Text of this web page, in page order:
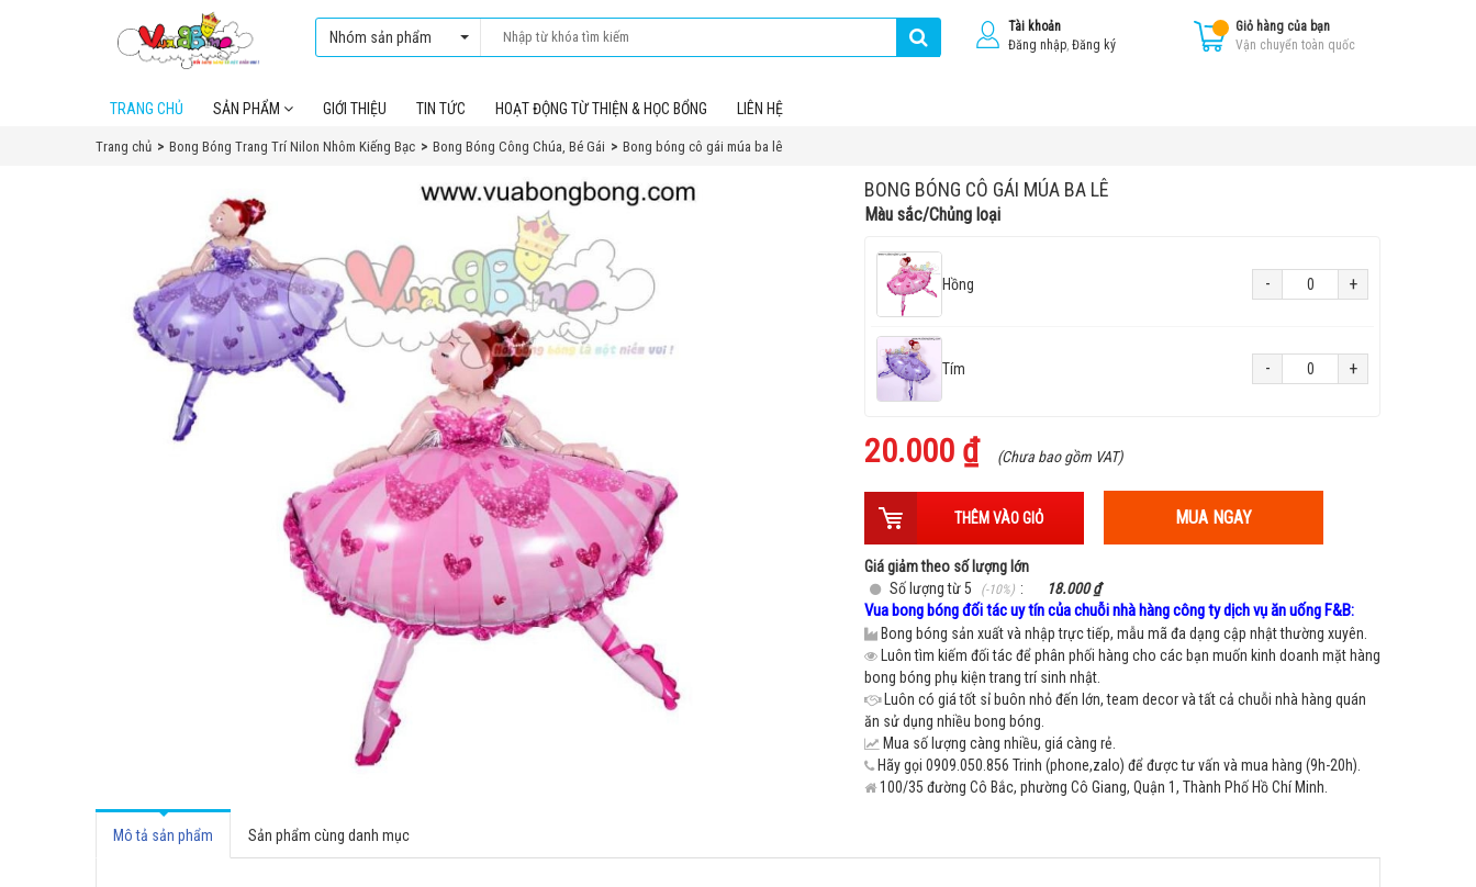
Nhóm sản phẩm
Tài khoản
Đăng nhập, Đăng ký
Giỏ hàng của bạn
Vận chuyển toàn quốc
TRANG CHỦ SẢN PHẨM GIỚI THIỆU TIN TỨC HOẠT ĐỘNG TỪ THIỆN & HỌC BỔNG LIÊN HỆ
Trang chủ Bong Bóng Trang Trí Nilon Nhôm Kiếng Bạc Bong Bóng Công Chúa, Bé Gái Bong bóng cô gái múa ba lê
BONG BÓNG CÔ GÁI MÚA BA LÊ
Màu sắc/Chủng loại
Hồng - +
Tím - +
20.000 ₫ (Chưa bao gồm VAT)
THÊM VÀO GIỎ MUA NGAY
Giá giảm theo số lượng lớn
Số lượng từ 5
(-10%) : 18.000 ₫
Vua bong bóng đối tác uy tín của chuỗi nhà hàng công ty dịch vụ ăn uống F&B:
Bong bóng sản xuất và nhập trực tiếp, mẫu mã đa dạng cập nhật thường xuyên.
Luôn tìm kiếm đối tác để phân phối hàng cho các bạn muốn kinh doanh mặt hàng
bong bóng phụ kiện trang trí sinh nhật.
Luôn có giá tốt sỉ buôn nhỏ đến lớn, team decor và tất cả chuỗi nhà hàng quán
ăn sử dụng nhiều bong bóng.
Mua số lượng càng nhiều, giá càng rẻ.
Hãy gọi 0909.050.856 Trinh (phone,zalo) để được tư vấn và mua hàng (9h-20h).
100/35 đường Cô Bắc, phường Cô Giang, Quận 1, Thành Phố Hồ Chí Minh.
Mô tả sản phẩm Sản phẩm cùng danh mục